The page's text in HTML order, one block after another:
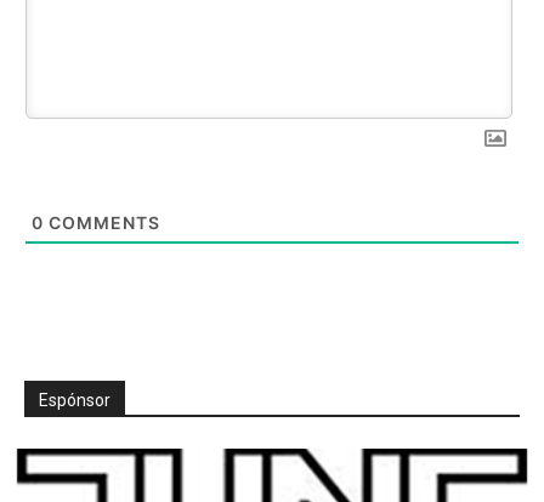
0 COMMENTS
Espónsor